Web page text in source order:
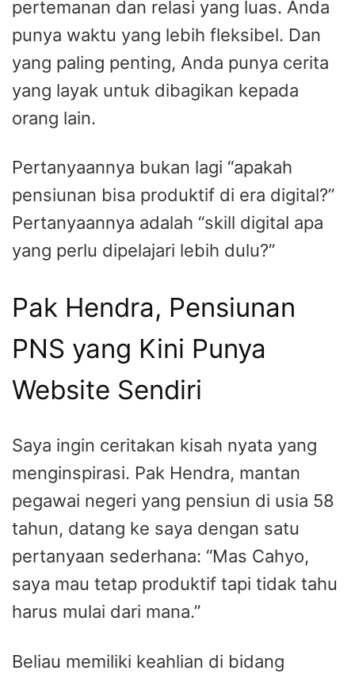
pertemanan dan relasi yang luas. Anda
punya waktu yang lebih fleksibel. Dan
yang paling penting, Anda punya cerita
yang layak untuk dibagikan kepada
orang lain.
Pertanyaannya bukan lagi “apakah
pensiunan bisa produktif di era digital?”
Pertanyaannya adalah “skill digital apa
yang perlu dipelajari lebih dulu?”
Pak Hendra, Pensiunan
PNS yang Kini Punya
Website Sendiri
Saya ingin ceritakan kisah nyata yang
menginspirasi. Pak Hendra, mantan
pegawai negeri yang pensiun di usia 58
tahun, datang ke saya dengan satu
pertanyaan sederhana: “Mas Cahyo,
saya mau tetap produktif tapi tidak tahu
harus mulai dari mana.”
Beliau memiliki keahlian di bidang